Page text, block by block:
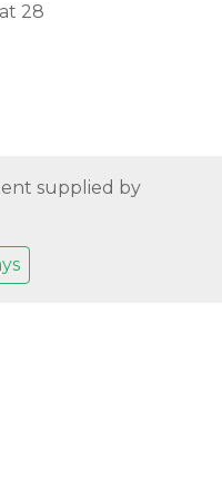
28
supplied by